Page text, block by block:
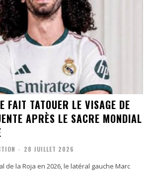
FAIT TATOUER LE VISAGE DE
APRÈS LE SACRE MONDIAL
- 28 JUILLET 2026
de la Roja en 2026, le latéral gauche Marc